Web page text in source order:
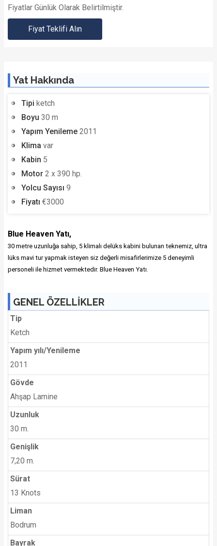
Fiyatlar Günlük Olarak Belirtilmiştir.
Fiyat Teklifi Alın
Yat Hakkında
Tipi ketch
Boyu 30 m
Yapım Yenileme 2011
Klima var
Kabin 5
Motor 2 x 390 hp.
Yolcu Sayısı 9
Fiyatı €3000
Blue Heaven Yatı,
30 metre uzunluğa sahip, 5 klimalı delüks kabini bulunan teknemiz, ultra
lüks mavi tur yapmak isteyen siz değerli misafirlerimize 5 deneyimli
personeli ile hizmet vermektedir. Blue Heaven Yatı.
GENEL ÖZELLİKLER
Tip
Ketch
Yapım yılı/Yenileme
2011
Gövde
Ahşap Lamine
Uzunluk
30 m.
Genişlik
7,20 m.
Sürat
13 Knots
Liman
Bodrum
Bayrak